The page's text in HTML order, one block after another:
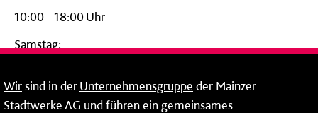
10:00 - 18:00 Uhr
Samstag:
24-Stunden-Telefon*
Wirsind in derUnternehmensgruppe der Mainzer
Stadtwerke AG und führen ein gemeinsames